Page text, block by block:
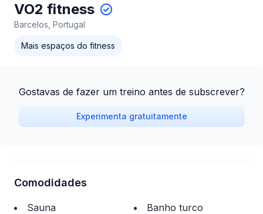
VO2 fitness
Barcelos, Portugal
Mais espaços do fitness
Gostavas de fazer um treino antes de subscrever?
Experimenta gratuitamente
Comodidades
Sauna
Banho turco